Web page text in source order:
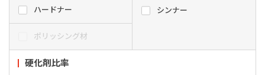
ハードナー シンナー
ポリッシング材
硬化剤比率